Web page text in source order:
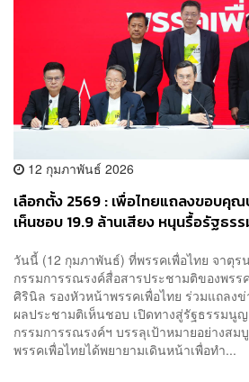
12 กุมภาพันธ์ 2026
เลือกตั้ง 2569 : เพื่อไทยแถลงขอบคุ
เห็นชอบ 19.9 ล้านเสียง หนุนรื้อรัฐธ
วันนี้ (12 กุมภาพันธ์) ที่พรรคเพื่อไทย จาตุ
กรรมการรณรงค์สื่อสารประชามติของพรร
ศิรินิล รองหัวหน้าพรรคเพื่อไทย ร่วมแถล
ผลประชามติเห็นชอบ เปิดทางสู่รัฐธรรมนู
กรรมการรณรงค์ฯ บรรลุเป้าหมายอย่างส
พรรคเพื่อไทยได้พยายามเดินหน้าเพื่อทำ...